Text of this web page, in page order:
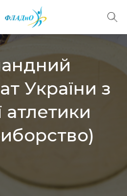
України з
атлетики